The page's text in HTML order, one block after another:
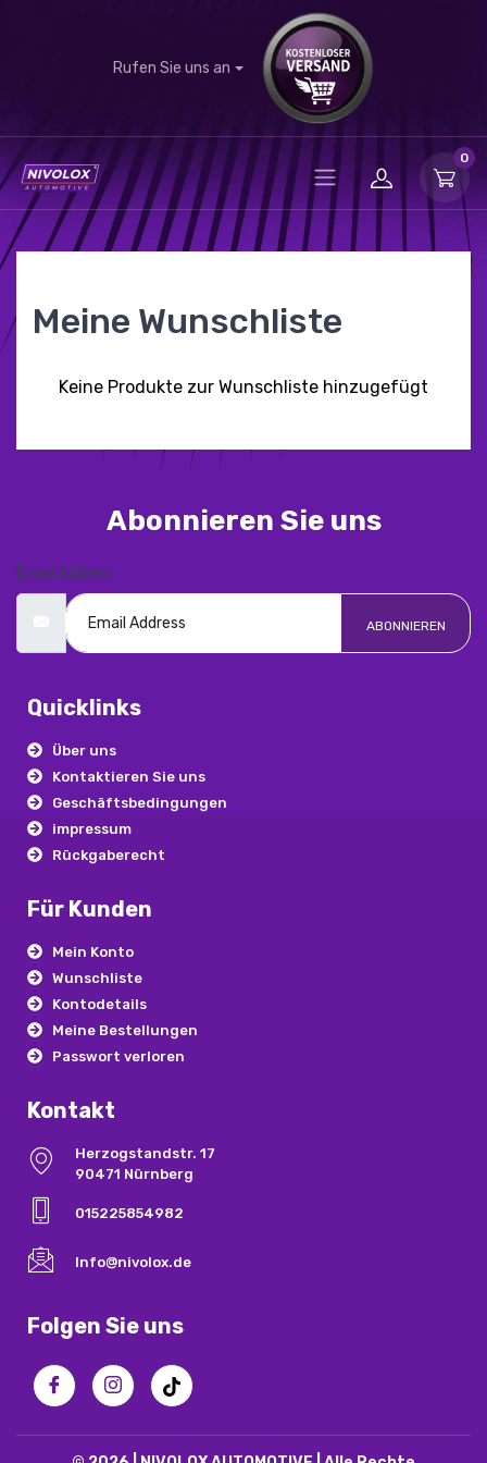
Rufen Sie uns an
0
Meine Wunschliste
Keine Produkte zur Wunschliste hinzugefügt
Abonnieren Sie uns
Email Address
ABONNIEREN
Quicklinks
Über uns
Kontaktieren Sie uns
Geschäftsbedingungen
impressum
Rückgaberecht
Für Kunden
Mein Konto
Wunschliste
Kontodetails
Meine Bestellungen
Passwort verloren
Kontakt
Herzogstandstr. 17
90471 Nürnberg
015225854982
Info@nivolox.de
Folgen Sie uns